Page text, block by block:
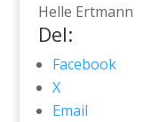
Helle Ertmann
Del:
Facebook
X
Email